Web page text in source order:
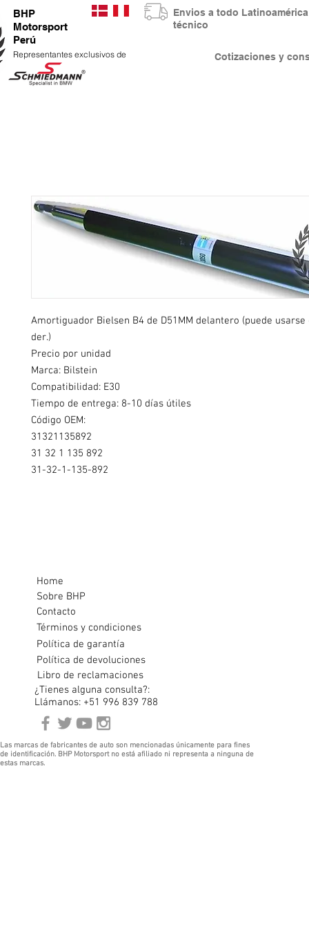
BHP
Motorsport
Perú
Representantes exclusivos de Cotizaciones y
Envios a todo
técnico
Amortiguador Bielsen B4 de D51MM delantero (puede usarse
der.)
Precio por unidad
Marca: Bilstein
Compatibilidad: E30
Tiempo de entrega: 8-10 días útiles
Código OEM:
31321135892
31 32 1 135 892
31-32-1-135-892
Home
Sobre BHP
Contacto
Términos y condiciones
Política de garantía
Política de devoluciones
Libro de reclamaciones
¿Tienes alguna consulta?:
Llámanos: +51 996 839 788
Las marcas de fabricantes de auto son mencionadas únicamente para fines
de identificación. BHP Motorsport no está afiliado ni representa a ninguna de
estas marcas.